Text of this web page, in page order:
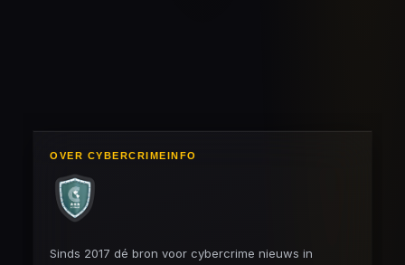
OVER CYBERCRIMEINFO
Sinds 2017 dé bron voor cybercrime nieuws in